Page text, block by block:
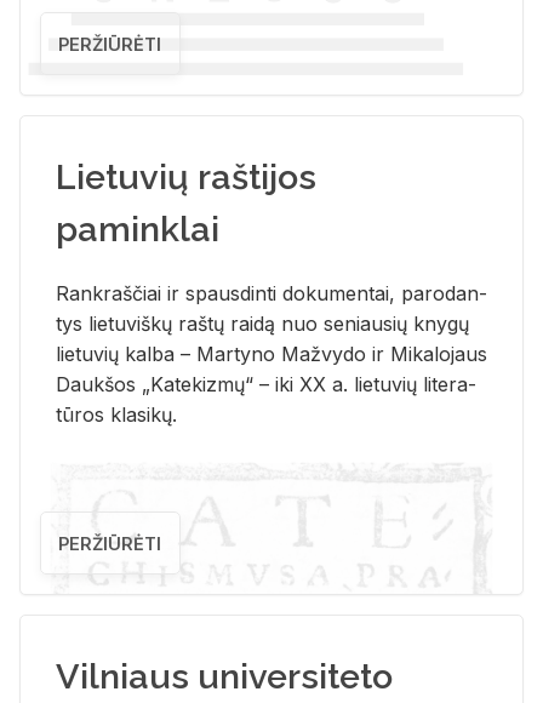
PERŽIŪRĖTI
Lietuvių raštijos
paminklai
Rank­raš­čiai ir spaus­din­ti do­ku­men­tai, pa­ro­dan­
tys lie­tu­viš­kų raš­tų rai­dą nuo se­niau­sių kny­gų
lie­tu­vių kal­ba – Mar­ty­no Ma­žvy­do ir Mi­ka­lo­jaus
Dauk­šos „Ka­te­kiz­mų“ – iki XX a. lie­tu­vių li­te­ra­
tū­ros kla­si­kų.
PERŽIŪRĖTI
Vilniaus universiteto